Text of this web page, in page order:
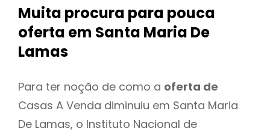
Muita procura para pouca
oferta em Santa Maria De
Lamas
Para ter noção de como a oferta de
Casas A Venda diminuiu em Santa Maria
De Lamas, o Instituto Nacional de